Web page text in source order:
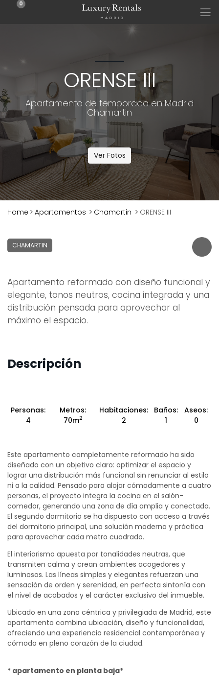
0
ORENSE III
Apartamento de temporada en Madrid
Chamartin
Ver Fotos
Home > Apartamentos > Chamartin > ORENSE III
CHAMARTIN
Apartamento reformado con diseño funcional y
elegante, tonos neutros, cocina integrada y una
distribución pensada para aprovechar al
máximo el espacio.
Descripción
Personas:
4
Metros:
70m2
Habitaciones:
2
Baños:
1
Aseos:
0
Este apartamento completamente reformado ha sido
diseñado con un objetivo claro: optimizar el espacio y
lograr una distribución más funcional sin renunciar al estilo
ni a la calidad. Pensado para alojar cómodamente a cuatro
personas, el proyecto integra la cocina en el salón-
comedor, generando una zona de día amplia y conectada.
El segundo dormitorio se ha dispuesto con acceso a través
del dormitorio principal, una solución moderna y práctica
para aprovechar cada metro cuadrado.
El interiorismo apuesta por tonalidades neutras, que
transmiten calma y crean ambientes acogedores y
luminosos. Las líneas simples y elegantes refuerzan una
sensación de orden y serenidad, en perfecta sintonía con
el nivel de acabados y el carácter exclusivo del inmueble.
Ubicado en una zona céntrica y privilegiada de Madrid, este
apartamento combina ubicación, diseño y funcionalidad,
ofreciendo una experiencia residencial contemporánea y
cómoda en pleno corazón de la ciudad.
* apartamento en planta baja*